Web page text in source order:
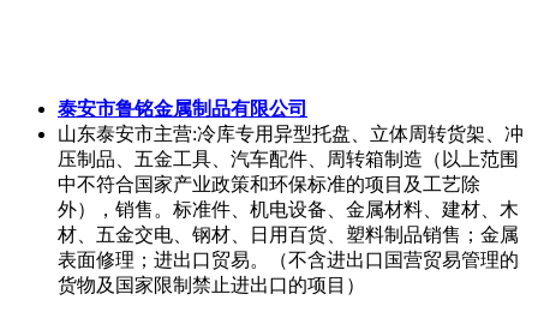
泰安市鲁铭金属制品有限公司
山东泰安市主营:冷库专用异型托盘、立体周转货架、冲
压制品、五金工具、汽车配件、周转箱制造（以上范围
中不符合国家产业政策和环保标准的项目及工艺除
外），销售。标准件、机电设备、金属材料、建材、木
材、五金交电、钢材、日用百货、塑料制品销售；金属
表面修理；进出口贸易。（不含进出口国营贸易管理的
货物及国家限制禁止进出口的项目）